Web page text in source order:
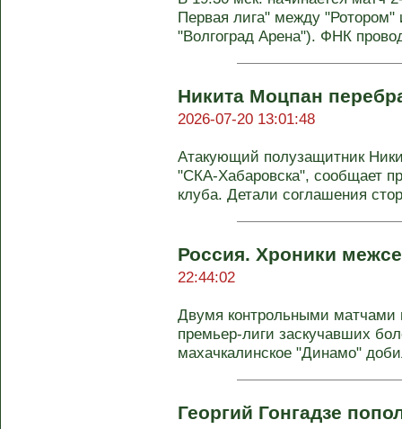
Первая лига" между
"Волгоград Арена"). ФНК
Никита Моцпан
2026-07-20 13:01:48
Атакующий полузащитник
"СКА-Хабаровска", сообщает
клуба. Детали соглашения
Россия. Хроники
22:44:02
Двумя контрольными матчами
премьер-лиги заскучавших
махачкалинское "Динамо"
Георгий Гонгадзе